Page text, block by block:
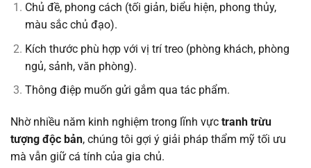
Chủ đề, phong cách (tối giản, biểu hiện, phong thủy,
màu sắc chủ đạo).
Kích thước phù hợp với vị trí treo (phòng khách, phòng
ngủ, sảnh, văn phòng).
Thông điệp muốn gửi gắm qua tác phẩm.
Nhờ nhiều năm kinh nghiệm trong lĩnh vực tranh trừu
tượng độc bản, chúng tôi gợi ý giải pháp thẩm mỹ tối ưu
mà vẫn giữ cá tính của gia chủ.